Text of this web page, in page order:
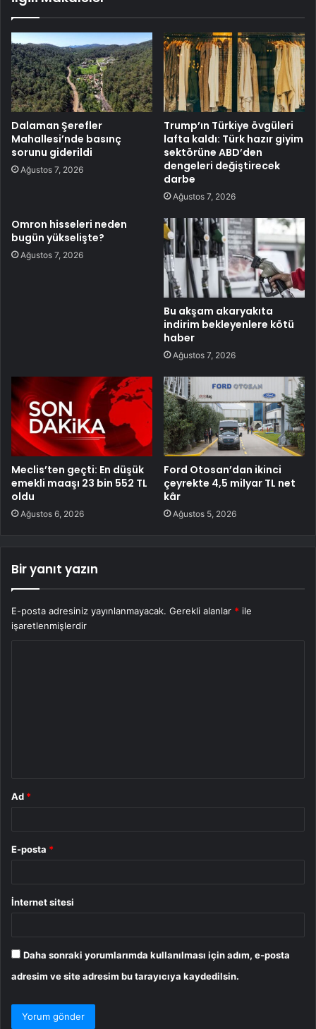
Dalaman Şerefler
Mahallesi’nde basınç
sorunu giderildi
Ağustos 7, 2026
Trump’ın Türkiye övgüleri
lafta kaldı: Türk hazır giyim
sektörüne ABD’den
dengeleri değiştirecek
darbe
Ağustos 7, 2026
Omron hisseleri neden
bugün yükselişte?
Ağustos 7, 2026
Bu akşam akaryakıta
indirim bekleyenlere kötü
haber
Ağustos 7, 2026
Meclis’ten geçti: En düşük
emekli maaşı 23 bin 552 TL
oldu
Ağustos 6, 2026
Ford Otosan’dan ikinci
çeyrekte 4,5 milyar TL net
kâr
Ağustos 5, 2026
Bir yanıt yazın
E-posta adresiniz yayınlanmayacak. Gerekli alanlar * ile
işaretlenmişlerdir
Ad *
E-posta *
İnternet sitesi
Daha sonraki yorumlarımda kullanılması için adım, e-posta
adresim ve site adresim bu tarayıcıya kaydedilsin.